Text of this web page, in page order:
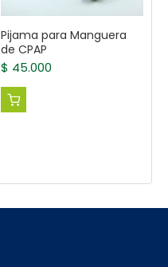
Pijama para Manguera
de CPAP
$ 45.000